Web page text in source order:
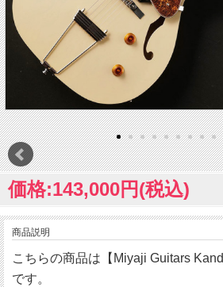
価格:143,000円(税込)
商品説明
こちらの商品は【Miyaji Guitars
です。